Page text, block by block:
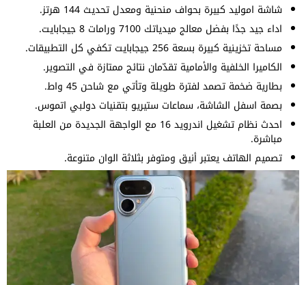
شاشة اموليد كبيرة بحواف منحنية ومعدل تحديث 144 هرتز.
اداء جيد جدًا بفضل معالج ميدياتك 7100 ورامات 8 جيجابايت.
مساحة تخزينية كبيرة بسعة 256 جيجابايت تكفي كل التطبيقات.
الكاميرا الخلفية والأمامية تقدّمان نتائج ممتازة في التصوير.
بطارية ضخمة تصمد لفترة طويلة وتأتي مع شاحن 45 واط.
بصمة اسفل الشاشة، سماعات ستيريو بتقنيات دولبي اتموس.
احدث نظام تشغيل اندرويد 16 مع الواجهة الجديدة من العلبة
مباشرة.
تصميم الهاتف يعتبر أنيق ومتوفر بثلاثة الوان متنوعة.